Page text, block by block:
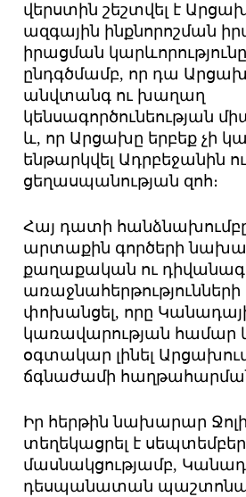
վերստին շեշտվել է
ազգային ինքնորոշման
իրացման
ընդգծմամբ, որ դա
անվտանգ ու խաղաղ
կենսագործունեության
և, որ Արցախը երբեք չի
ենթարկվել Ադրբեջանին
ցեղասպանության զոհ։
Հայ դատի
արտաքին գործերի
քաղաքական ու
փոխանցել, որը
կառավարության համար
օգտակար լինել
ճգնաժամի հաղթահարման
Իր հերթին նախարար
տեղեկացրել է
մասնակցությամբ,
դեսպանատան